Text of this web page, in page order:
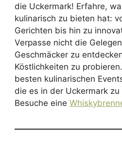
die Uckermark! Erfahre,
kulinarisch zu bieten hat:
Gerichten bis hin zu
Verpasse nicht die
Geschmäcker zu
Köstlichkeiten zu
besten kulinarischen
die es in der Uckermark
Besuche eine